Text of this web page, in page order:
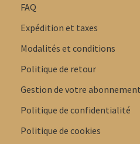
FAQ
Expédition et taxes
Modalités et conditions
Politique de retour
Gestion de votre abonnement
Politique de confidentialité
Politique de cookies